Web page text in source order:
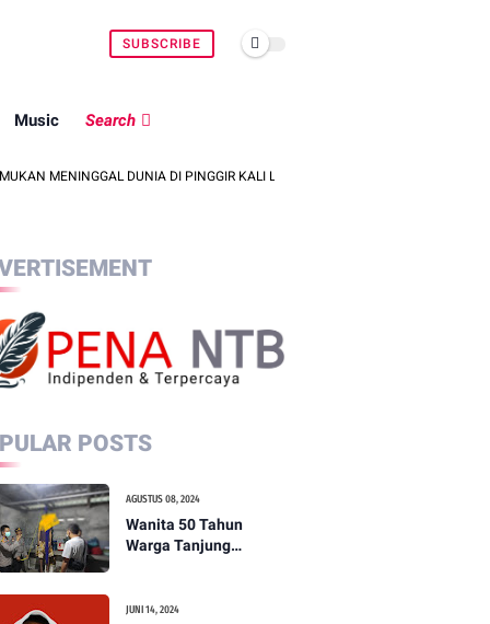
SUBSCRIBE
Music Search
DUNIA DI PINGGIR KALI LEMBAR SAAT MENCARI BELUT
POSTS
AGUSTUS 08, 2024
Wanita 50 Tahun
Warga Tanjung
JUNI 14, 2024